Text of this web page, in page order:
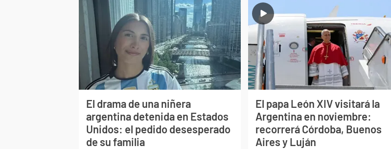
El drama de una niñera
argentina detenida en Estados
Unidos: el pedido desesperado
de su familia
El papa León XIV visitará la
Argentina en noviembre:
recorrerá Córdoba, Buenos
Aires y Luján